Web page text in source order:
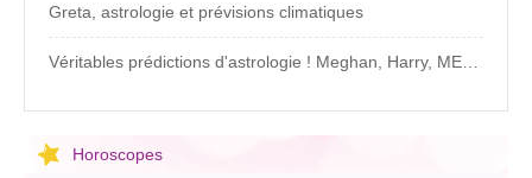
Greta, astrologie et prévisions climatiques
Horoscopes